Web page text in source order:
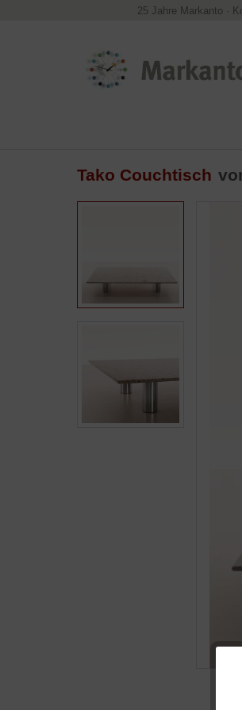
25 Jahre Markanto ·
Tako Couchtisch